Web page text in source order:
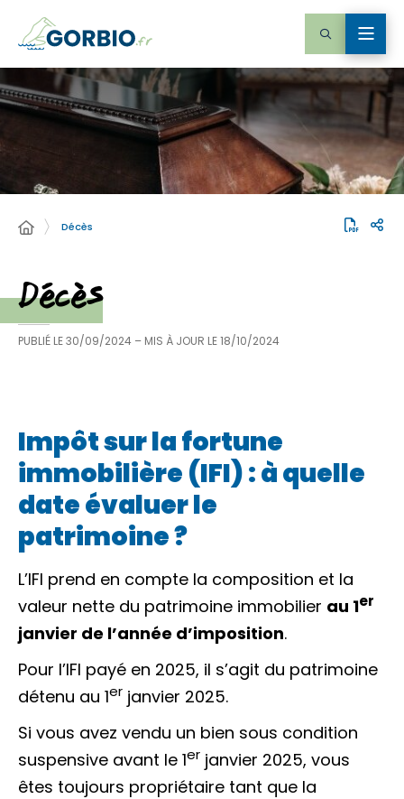
Décès
Décès
PUBLIÉ LE30/09/2024 – MIS À JOUR LE18/10/2024
Impôt sur la fortune
immobilière (IFI) : à quelle
date évaluer le
patrimoine ?
L’IFI prend en compte la composition et la
valeur nette du patrimoine immobilier au 1er
janvier de l’année d’imposition.
Pour l’IFI payé en 2025, il s’agit du patrimoine
détenu au 1er janvier 2025.
Si vous avez vendu un bien sous condition
suspensive avant le 1er janvier 2025, vous
êtes toujours propriétaire tant que la